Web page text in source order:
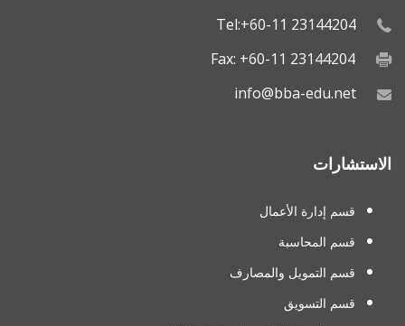
Tel:+60-11 23144204
Fax: +60-11 23144204
info@bba-edu.net
الاستشارات
قسم إدارة الأعمال
قسم المحاسبة
قسم التمويل والمصارف
قسم التسويق